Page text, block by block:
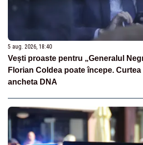
5 aug. 2026, 18:40
Vești proaste pentru „Generalul
Florian Coldea poate începe.
ancheta DNA